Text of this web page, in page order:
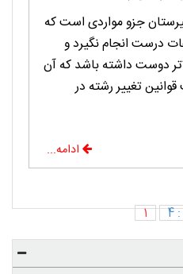
جزو مواردی است که
درست انجام نگیرد و
دوست داشته باشد که آن
تغییر رشته در
ادامه...
1